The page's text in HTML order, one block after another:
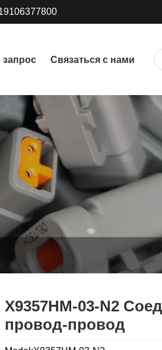
запрос Связаться с нами
X9357HM-03-N2
провод-провод